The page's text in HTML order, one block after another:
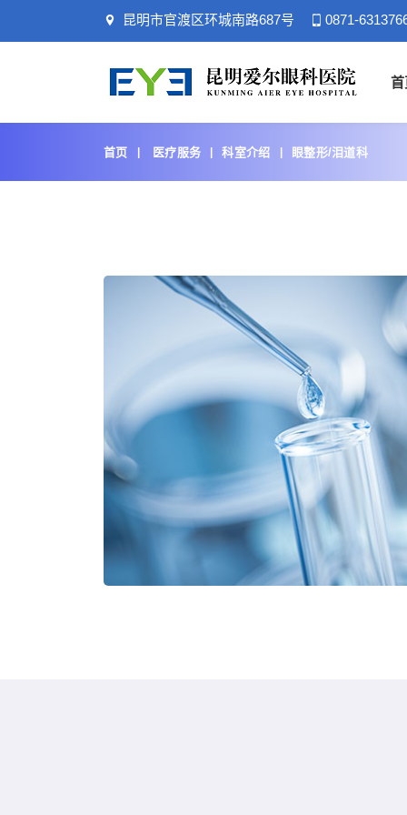
昆明市官渡区环城南路687号 0871-
首
首页 医疗服务 科室介绍 眼整形/泪道科